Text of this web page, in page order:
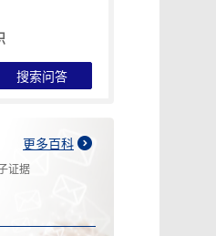
搜索问答
更多百科
认证